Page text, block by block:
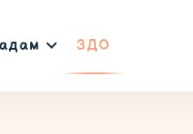
ЗДО